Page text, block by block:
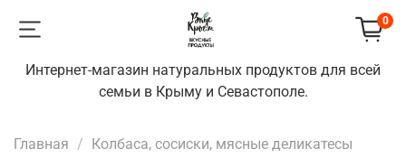
0
Интернет-магазин натуральных продуктов для всей
семьи в Крыму и Севастополе.
Главная Колбаса, сосиски, мясные деликатесы